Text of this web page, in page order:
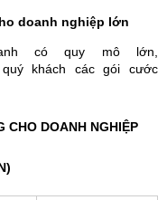
doanh nghiệp lớn
có quy mô lớn,
khách các gói cước
CHO DOANH NGHIỆP